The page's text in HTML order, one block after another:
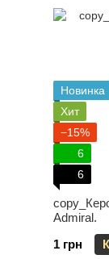
Новинка
Хит
−15%
6
6
Admiral.
1 грн